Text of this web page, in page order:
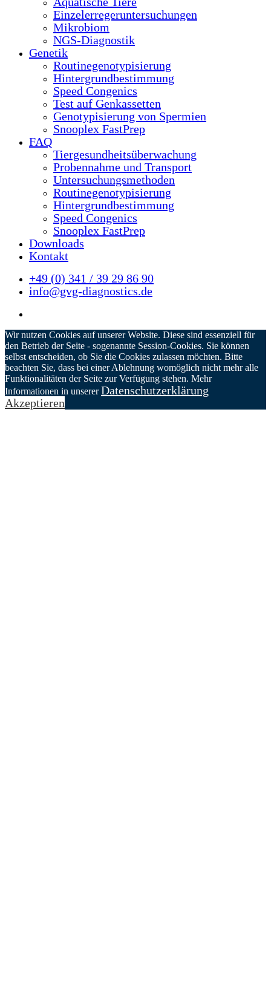
Einzelerregeruntersuchungen
Mikrobiom
NGS-Diagnostik
Genetik
Routinegenotypisierung
Hintergrundbestimmung
Speed Congenics
Test auf Genkassetten
Genotypisierung von Spermien
Snooplex FastPrep
FAQ
Tiergesundheitsüberwachung
Probennahme und Transport
Untersuchungsmethoden
Routinegenotypisierung
Hintergrundbestimmung
Speed Congenics
Snooplex FastPrep
Downloads
Kontakt
+49 (0) 341 / 39 29 86 90
info@gvg-diagnostics.de
Wir nutzen Cookies auf unserer Website. Diese sind essenziell für
den Betrieb der Seite - sogenannte Session-Cookies. Sie können
selbst entscheiden, ob Sie die Cookies zulassen möchten. Bitte
beachten Sie, dass bei einer Ablehnung womöglich nicht mehr alle
Funktionalitäten der Seite zur Verfügung stehen. Mehr
Informationen in unsererDatenschutzerklärung
Akzeptieren